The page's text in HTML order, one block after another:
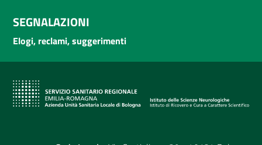
SEGNALAZIONI
Elogi, reclami, suggerimenti